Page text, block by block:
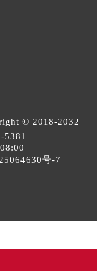
© 2018-2032
5381
号-7